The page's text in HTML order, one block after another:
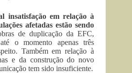
insatisfação em relação à
afetadas estão sendo
de duplicação da EFC,
o momento apenas três
Também em relação à
e da construção do novo
tem sido insuficiente.